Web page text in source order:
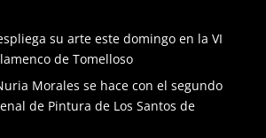
su arte este domingo en la VI
de Tomelloso
Morales se hace con el segundo
de Pintura de Los Santos de